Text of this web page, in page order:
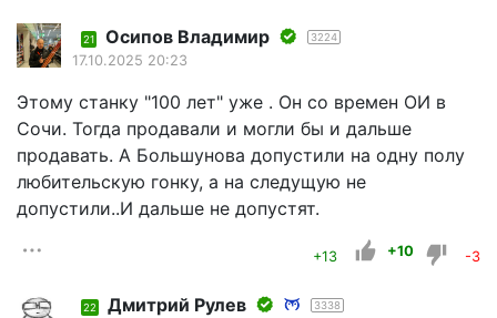
21 Осипов Владимир 3224
17.10.2025 20:23
Этому станку "100 лет" уже . Он со времен ОИ в
Сочи. Тогда продавали и могли бы и дальше
продавать. А Большунова допустили на одну полу
любительскую гонку, а на следущую не
допустили..И дальше не допустят.
+13 +10 -3
22 Дмитрий Рулев 3338